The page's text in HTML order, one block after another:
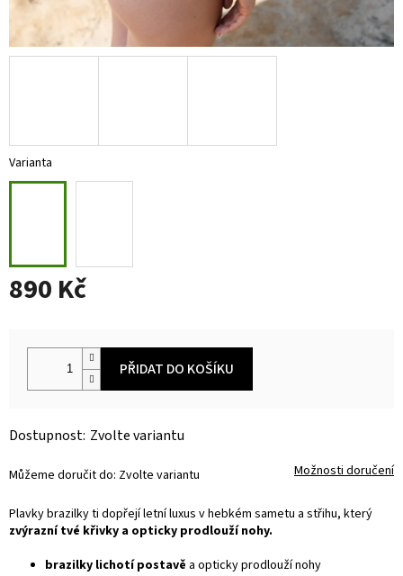
890 Kč
Zvolte variantu
Můžeme doručit do: Zvolte variantu Možnosti doručení
Varianta
PŘIDAT DO KOŠÍKU
Plavky brazilky ti dopřejí letní luxus v hebkém sametu a střihu, který
zvýrazní tvé křivky a opticky prodlouží nohy.
brazilky lichotí postavě a opticky prodlouží nohy